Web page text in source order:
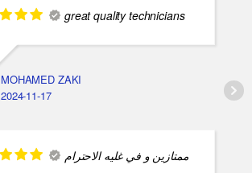
great quality technicians
MOHAMED ZAKI
2024-11-17
ممتازين و في غليه الاحترام